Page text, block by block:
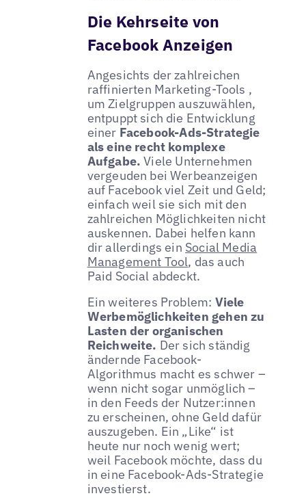
Die Kehrseite von
Facebook Anzeigen
Angesichts der zahlreichen
raffinierten Marketing-Tools ,
um Zielgruppen auszuwählen,
entpuppt sich die Entwicklung
einer Facebook-Ads-Strategie
als eine recht komplexe
Aufgabe. Viele Unternehmen
vergeuden bei Werbeanzeigen
auf Facebook viel Zeit und Geld;
einfach weil sie sich mit den
zahlreichen Möglichkeiten nicht
auskennen. Dabei helfen kann
dir allerdings ein Social Media
Management Tool, das auch
Paid Social abdeckt.
Ein weiteres Problem: Viele
Werbemöglichkeiten gehen zu
Lasten der organischen
Reichweite. Der sich ständig
ändernde Facebook-
Algorithmus macht es schwer –
wenn nicht sogar unmöglich –
in den Feeds der Nutzer:innen
zu erscheinen, ohne Geld dafür
auszugeben. Ein „Like“ ist
heute nur noch wenig wert;
weil Facebook möchte, dass du
in eine Facebook-Ads-Strategie
investierst.